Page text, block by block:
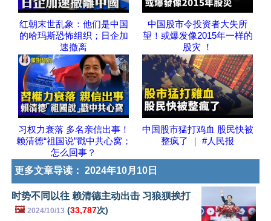
红朝末世乱象：他们是中国
的哈玛斯恐怖组织；日企加
速撤离
中国股市令投资者大失所
望！或爆发像2015年一样的
股灾 ！
习权力衰落 多名亲信出事！
赖清德“祖国说”戳中共心窝；
怎么回事？
中国股市猛打鸡血 股民快被
整疯了 ｜ #人民报
更多文章导读： 2024年10月10日
时势不同以往 赖清德主动出击 习狼狈挨打
🖼️ 2024/10/13 (33,787次)